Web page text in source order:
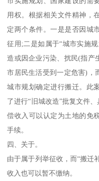
用权。根据相关文件精神，
定两个条件。一是是否因城
征用;二是如属于“城市实施
造或因企业污染、扰民(指产
市居民生活受到一定危害)，
城市规划确定进行搬迁。此
了进行“旧城改造”批复文件
偿收入可以认定为土地的免
手续。
四、关于。
由于属于列举征收，而“搬迁
收入也可以暂不缴纳。